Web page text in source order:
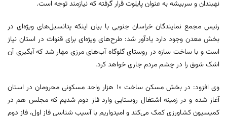
نهبندان و سربیشه به عنوان پایلوت قرار گرفته که نیازمند توجه است.
رئیس مجمع نمایندگان خراسان جنوبی با بیان اینکه پتانسیل‌های ویژه‌ای در
بخش معدن وجود دارد یادآور شد: طرح‌های ویژه‌ای برای قنوات در استان نیاز
است و با ساخت سازه در روستای گلوگاه آب‌های مرزی مهار شد که آبگیری آن
اشک شوق را در چشم مردم جاری خواهد کرد.
وی افزود: در بخش مسکن ساخت ۱۰ هزار واحد مسکونی محرومان در استان
آغاز شده و در زمینه اشتغال روستایی وارد فاز دوم شدیم که مجلس هم در
کمیسیون کشاورزی کمک می‌کند و امیدواریم با آسیب شناسی فاز اول، فاز دوم